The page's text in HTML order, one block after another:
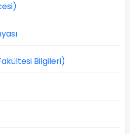
Bilgileri)